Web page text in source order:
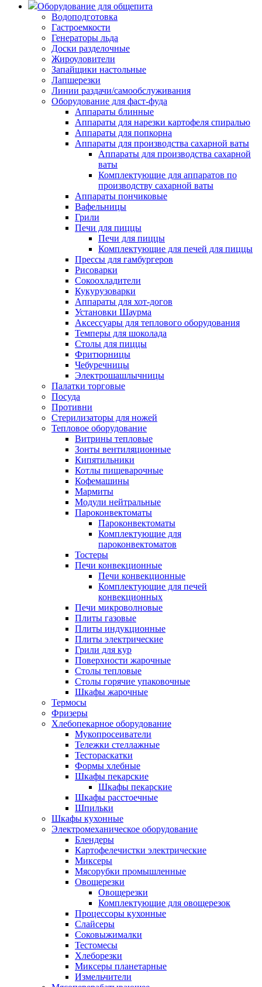
Оборудование для общепита
Водоподготовка
Гастроемкости
Генераторы льда
Доски разделочные
Жироуловители
Запайщики настольные
Лапшерезки
Линии раздачи/самообслуживания
Оборудование для фаст-фуда
Аппараты блинные
Аппараты для нарезки картофеля спиралью
Аппараты для попкорна
Аппараты для производства сахарной ваты
Аппараты для производства сахарной
ваты
Комплектующие для аппаратов по
производству сахарной ваты
Аппараты пончиковые
Вафельницы
Грили
Печи для пиццы
Печи для пиццы
Комплектующие для печей для пиццы
Прессы для гамбургеров
Рисоварки
Сокоохладители
Кукурузоварки
Аппараты для хот-догов
Установки Шаурма
Аксессуары для теплового оборудования
Темперы для шоколада
Столы для пиццы
Фритюрницы
Чебуречницы
Электрошашлычницы
Палатки торговые
Посуда
Противни
Стерилизаторы для ножей
Тепловое оборудование
Витрины тепловые
Зонты вентиляционные
Кипятильники
Котлы пищеварочные
Кофемашины
Мармиты
Модули нейтральные
Пароконвектоматы
Пароконвектоматы
Комплектующие для
пароконвектоматов
Тостеры
Печи конвекционные
Печи конвекционные
Комплектующие для печей
конвекционных
Печи микроволновые
Плиты газовые
Плиты индукционные
Плиты электрические
Грили для кур
Поверхности жарочные
Столы тепловые
Столы горячие упаковочные
Шкафы жарочные
Термосы
Фризеры
Хлебопекарное оборудование
Мукопросеиватели
Тележки стеллажные
Тестораскатки
Формы хлебные
Шкафы пекарские
Шкафы пекарские
Шкафы расстоечные
Шпильки
Шкафы кухонные
Электромеханическое оборудование
Блендеры
Картофелечистки электрические
Миксеры
Мясорубки промышленные
Овощерезки
Овощерезки
Комплектующие для овощерезок
Процессоры кухонные
Слайсеры
Соковыжималки
Тестомесы
Хлеборезки
Миксеры планетарные
Измельчители